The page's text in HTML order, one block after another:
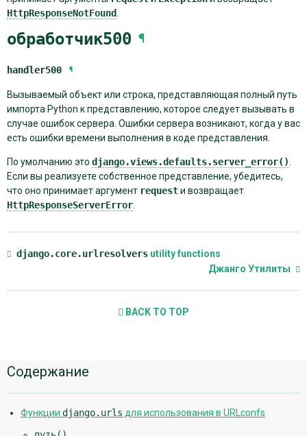
HttpResponseNotFound
обработчик500 ¶
handler500 ¶
Вызываемый объект или строка, представляющая полный путь
импорта Python к представлению, которое следует вызывать в
случае ошибок сервера. Ошибки сервера возникают, когда у вас
есть ошибки времени выполнения в коде представления.
По умолчанию это django.views.defaults.server_error()
Если вы реализуете собственное представление, убедитесь,
что оно принимает аргумент requestи возвращает
HttpResponseServerError
django.core.urlresolvers utility functions
Джанго Утилиты
BACK TO TOP
Дополнительная
информация
Содержание
Функции django.urls для использования в URLconfs